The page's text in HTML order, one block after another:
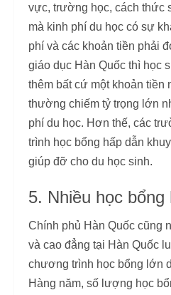
vực, trường học, cách thức
mà kinh phí du học có sự
phí và các khoản tiền phải
giáo dục Hàn Quốc thì học
thêm bất cứ một khoản tiền
thường chiếm tỷ trọng lớn
phí du học. Hơn thế, các
trình học bổng hấp dẫn
giúp đỡ cho du học sinh.
5. Nhiều học bổng
Chính phủ Hàn Quốc cũng
và cao đẳng tại Hàn Quốc
chương trình học bổng lớn
Hàng năm, số lượng học